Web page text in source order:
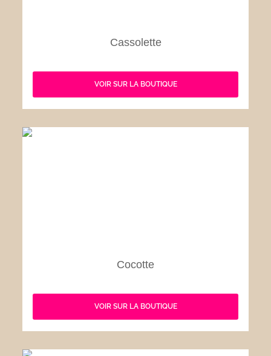
Cassolette
VOIR SUR LA BOUTIQUE
Cocotte
VOIR SUR LA BOUTIQUE